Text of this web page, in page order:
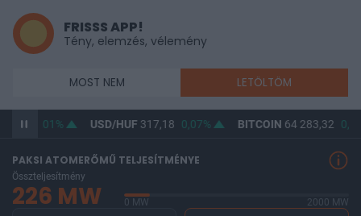
FRISSS APP!
Tény, elemzés, vélemény
MOST NEM LETÖLTÖM
0,01% USD/HUF 317,18 0,07% BITCOIN 64 283,32
PAKSI ATOMERŐMŰ TELJESÍTMÉNYE
Összteljesítmény
226 MW 0 MW
2000 MW